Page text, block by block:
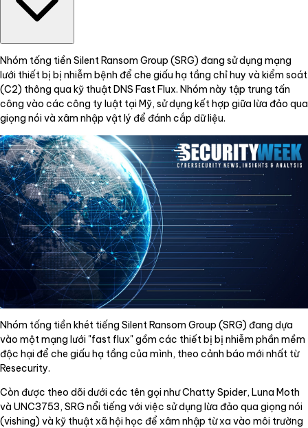
Nhóm tống tiền Silent Ransom Group (SRG) đang sử dụng mạng
lưới thiết bị bị nhiễm bệnh để che giấu hạ tầng chỉ huy và kiểm soát
(C2) thông qua kỹ thuật DNS Fast Flux. Nhóm này tập trung tấn
công vào các công ty luật tại Mỹ, sử dụng kết hợp giữa lừa đảo qua
giọng nói và xâm nhập vật lý để đánh cắp dữ liệu.
Nhóm tống tiền khét tiếng Silent Ransom Group (SRG) đang dựa
vào một mạng lưới "fast flux" gồm các thiết bị bị nhiễm phần mềm
độc hại để che giấu hạ tầng của mình, theo cảnh báo mới nhất từ
Resecurity.
Còn được theo dõi dưới các tên gọi như Chatty Spider, Luna Moth
và UNC3753, SRG nổi tiếng với việc sử dụng lừa đảo qua giọng nói
(vishing) và kỹ thuật xã hội học để xâm nhập từ xa vào môi trường